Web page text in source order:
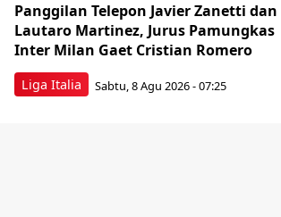
Liga Italia
Panggilan Telepon Javier Zanetti dan
Lautaro Martinez, Jurus Pamungkas
Inter Milan Gaet Cristian Romero
Sabtu, 8 Agu 2026 - 07:25